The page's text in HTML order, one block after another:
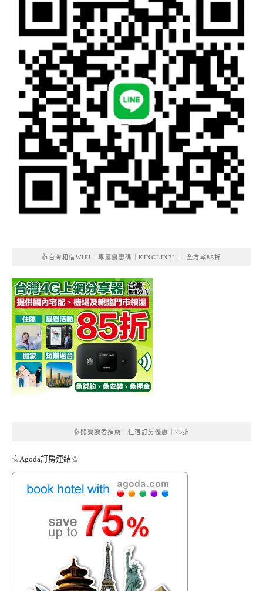
👍台灣租借WIFI｜專屬優惠碼｜KINGLIN724｜全方案85折
👍熊寶讀者推薦｜住宿訂房優惠｜75折
☆Agoda訂房連結☆